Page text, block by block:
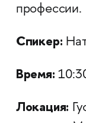
профессии.
Спикер:
Время:
Локация: